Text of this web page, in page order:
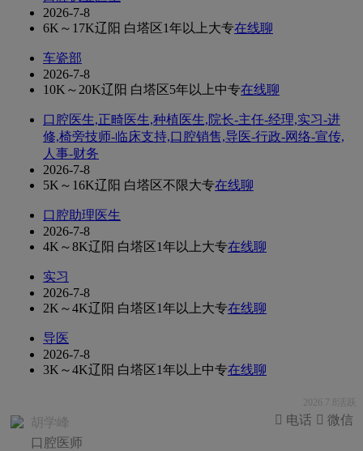
2026-7-8
6K～17K辽阳 白塔区1年以上大专在线聊
车瓷部
2026-7-8
10K～20K辽阳 白塔区5年以上中专在线聊
口腔医生,正畸医生,种植医生,院长-主任-经理,实习-进
修,椅旁技师-临床支持,口腔销售,导医-行政-网络-宣传,
人事-财务
2026-7-8
5K～16K辽阳 白塔区不限大专在线聊
口腔助理医生
2026-7-8
4K～8K辽阳 白塔区1年以上大专在线聊
实习
2026-7-8
2K～4K辽阳 白塔区1年以上大专在线聊
导医
2026-7-8
3K～4K辽阳 白塔区1年以上中专在线聊
2026.7.8活跃
胡学峰
口腔医师
 微信
 电话